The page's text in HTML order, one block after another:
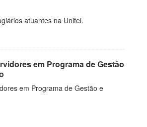
atuantes na Unifei.
em Programa de Gestão
em Programa de Gestão e